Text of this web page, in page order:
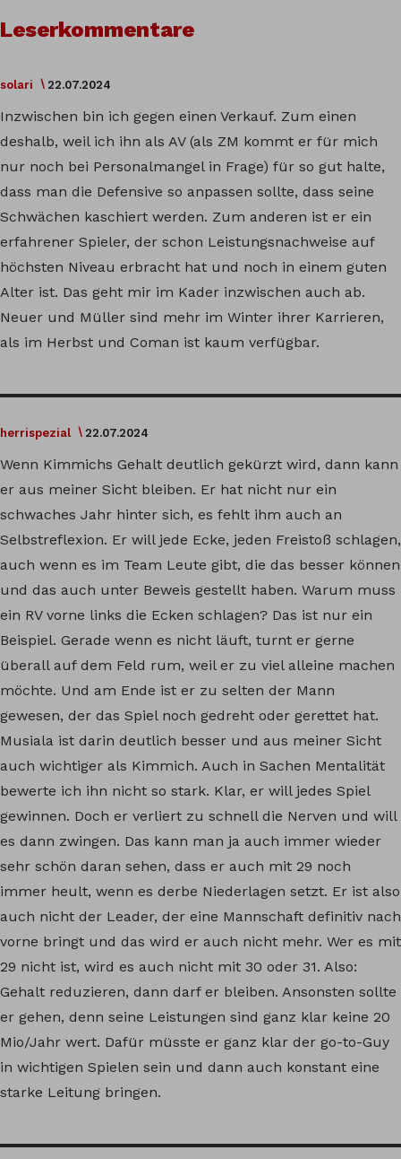
Leserkommentare
solari 22.07.2024
Inzwischen bin ich gegen einen Verkauf. Zum einen
deshalb, weil ich ihn als AV (als ZM kommt er für mich
nur noch bei Personalmangel in Frage) für so gut halte,
dass man die Defensive so anpassen sollte, dass seine
Schwächen kaschiert werden. Zum anderen ist er ein
erfahrener Spieler, der schon Leistungsnachweise auf
höchsten Niveau erbracht hat und noch in einem guten
Alter ist. Das geht mir im Kader inzwischen auch ab.
Neuer und Müller sind mehr im Winter ihrer Karrieren,
als im Herbst und Coman ist kaum verfügbar.
herrispezial 22.07.2024
Wenn Kimmichs Gehalt deutlich gekürzt wird, dann kann
er aus meiner Sicht bleiben. Er hat nicht nur ein
schwaches Jahr hinter sich, es fehlt ihm auch an
Selbstreflexion. Er will jede Ecke, jeden Freistoß schlagen,
auch wenn es im Team Leute gibt, die das besser können
und das auch unter Beweis gestellt haben. Warum muss
ein RV vorne links die Ecken schlagen? Das ist nur ein
Beispiel. Gerade wenn es nicht läuft, turnt er gerne
überall auf dem Feld rum, weil er zu viel alleine machen
möchte. Und am Ende ist er zu selten der Mann
gewesen, der das Spiel noch gedreht oder gerettet hat.
Musiala ist darin deutlich besser und aus meiner Sicht
auch wichtiger als Kimmich. Auch in Sachen Mentalität
bewerte ich ihn nicht so stark. Klar, er will jedes Spiel
gewinnen. Doch er verliert zu schnell die Nerven und will
es dann zwingen. Das kann man ja auch immer wieder
sehr schön daran sehen, dass er auch mit 29 noch
immer heult, wenn es derbe Niederlagen setzt. Er ist also
auch nicht der Leader, der eine Mannschaft definitiv nach
vorne bringt und das wird er auch nicht mehr. Wer es mit
29 nicht ist, wird es auch nicht mit 30 oder 31. Also:
Gehalt reduzieren, dann darf er bleiben. Ansonsten sollte
er gehen, denn seine Leistungen sind ganz klar keine 20
Mio/Jahr wert. Dafür müsste er ganz klar der go-to-Guy
in wichtigen Spielen sein und dann auch konstant eine
starke Leitung bringen.